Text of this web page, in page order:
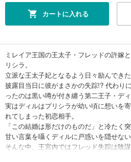
カートに入れる
ミレイア王国の王太子・フレッドの許嫁
リシラ。
立派な王太子妃となるよう日々励んでき
披露目当日に彼がまさかの失踪!? 代わり
ったのは黒い噂が付き纏う第二王子・ディ
実はディルはプリシラが幼い頃に想いを
れてしまった初恋相手。
「この結婚は形だけのものだ」と冷たく
甘い言葉を囁くディルに戸惑いを隠せない
そんな中、王宮内ではフレッド失踪は陰